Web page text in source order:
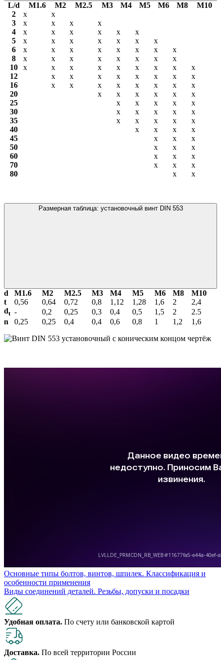
L/d М1.6 М2 М2.5 М3 М4 М5 М6 М8
М10
2
х
х
3
х х х
х
4
х х х х х
х
5
х х х х х х
х
6
х х х х х х х
х
8
х х х х х х х
х
10
х х х х х х х х
х
12
х х х х х х х
х
16
х х х х х х х
х
20
х х х х х
х
25
х х х х
х
30
х х х х
х
35
х х х х
х
40
х х х
х
45
х х
х
50
х х
х
60
х х
х
70
х х
х
80
х х
Размерная таблица: установочный винт DIN 553
d М1.6 М2 М2.5 М3 М4 М5 М6 М8
М10
t
0,56 0,64 0,72 0,8 1,12 1,28 1,6 2
2,4
dt - 0,2 0,25 0,3 0,4 0,5 1,5 2
2.5
n
0,25 0,25 0,4 0,4 0,6 0,8 1 1,2 1,6
Основные типы болтов, винтов, шпилек. Классификация и
особенности применения
Виды соединений деталей. Резьбы, допуски и посадки
Удобная оплата. По счету или банковской картой
Доставка. По всей территории России